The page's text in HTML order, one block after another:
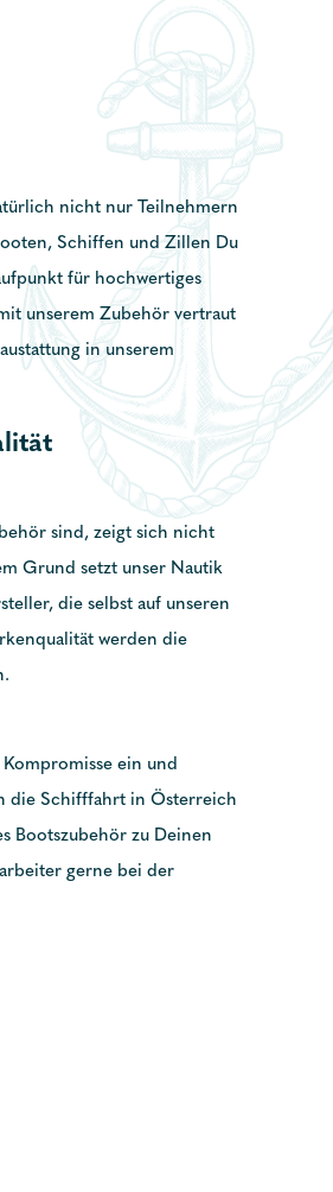
nicht nur Teilnehmern
Schiffen und Zillen Du
für hochwertiges
unserem Zubehör vertraut
in unserem
sind, zeigt sich nicht
Grund setzt unser Nautik
die selbst auf unseren
werden die
ein und
die Schifffahrt in Österreich
Bootszubehör zu Deinen
gerne bei der